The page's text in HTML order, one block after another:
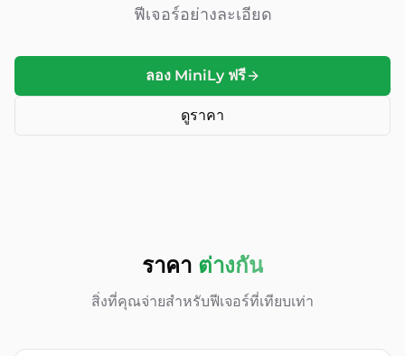
ฟีเจอร์อย่างละเอียด
ลอง MiniLy ฟรี
ดูราคา
ราคา ต่างกัน
สิ่งที่คุณจ่ายสำหรับฟีเจอร์ที่เทียบเท่า